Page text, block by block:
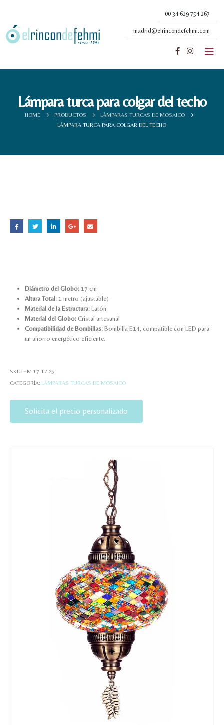
00 34 629 754 267
madrid@elrincondefehmi.com
Lámpara turca para colgar del techo
HOME PRODUCTOS
LÁMPARAS TURCAS DE MOSAICO
LÁMPARA TURCA PARA COLGAR DEL TECHO
Diámetro del Globo:17 cm
Altura Total:1 metro (ajustable)
Material de la Estructura:Latón
Material del Globo:Cristal artesanal
Compatibilidad de Bombillas:Bombilla E14, compatible con LED para
un ahorro energético eficiente.
SKU: HM 17 T / 25
CATEGORÍA: LÁMPARAS TURCAS DE MOSAICO
Solicita el precio personalizado